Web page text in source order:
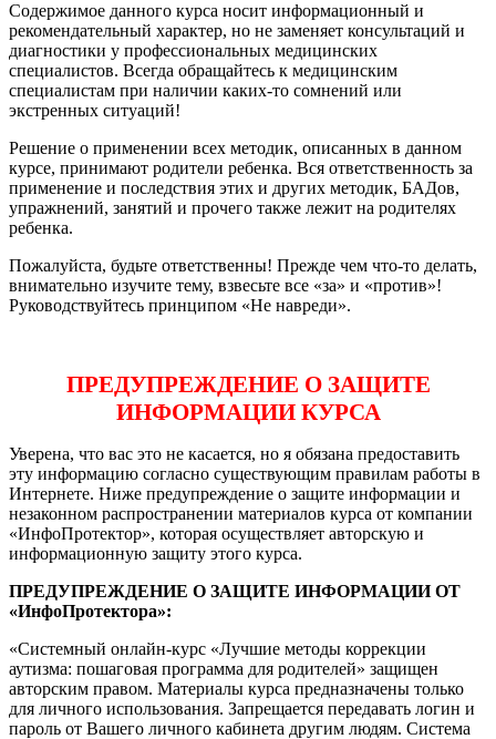
Содержимое данного курса носит информационный и
рекомендательный характер, но не заменяет консультаций и
диагностики у профессиональных медицинских
специалистов. Всегда обращайтесь к медицинским
специалистам при наличии каких-то сомнений или
экстренных ситуаций!
Решение о применении всех методик, описанных в данном
курсе, принимают родители ребенка. Вся ответственность за
применение и последствия этих и других методик, БАДов,
упражнений, занятий и прочего также лежит на родителях
ребенка.
Пожалуйста, будьте ответственны! Прежде чем что-то делать,
внимательно изучите тему, взвесьте все «за» и «против»!
Руководствуйтесь принципом «Не навреди».
ПРЕДУПРЕЖДЕНИЕ О ЗАЩИТЕ
ИНФОРМАЦИИ КУРСА
Уверена, что вас это не касается, но я обязана предоставить
эту информацию согласно существующим правилам работы в
Интернете. Ниже предупреждение о защите информации и
незаконном распространении материалов курса от компании
«ИнфоПротектор», которая осуществляет авторскую и
информационную защиту этого курса.
ПРЕДУПРЕЖДЕНИЕ О ЗАЩИТЕ ИНФОРМАЦИИ ОТ
«ИнфоПротектора»:
«Системный онлайн-курс «Лучшие методы коррекции
аутизма: пошаговая программа для родителей» защищен
авторским правом. Материалы курса предназначены только
для личного использования. Запрещается передавать логин и
пароль от Вашего личного кабинета другим людям. Система